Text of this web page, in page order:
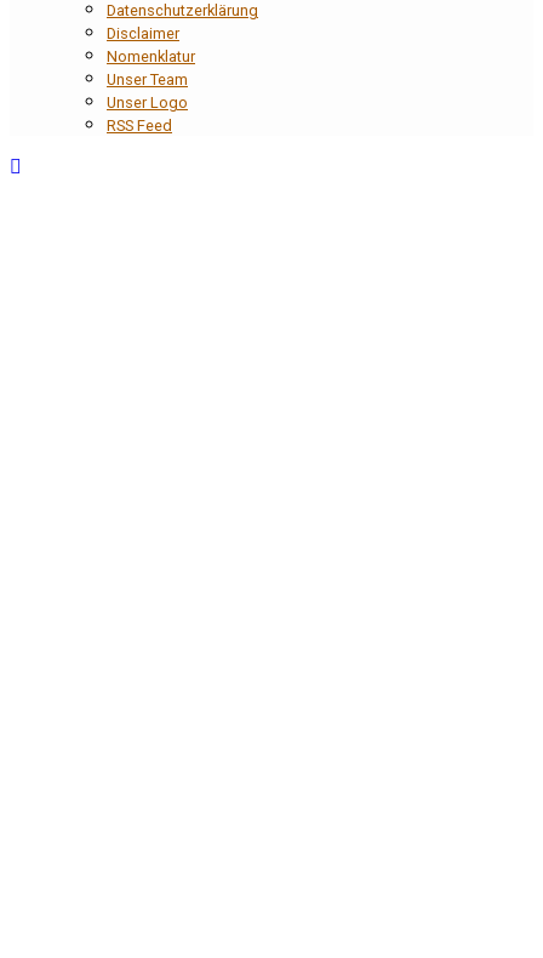
Datenschutzerklärung
Disclaimer
Nomenklatur
Unser Team
Unser Logo
RSS Feed